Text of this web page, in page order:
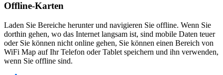
Offline-Karten
Laden Sie Bereiche herunter und navigieren Sie offline. Wenn Sie
dorthin gehen, wo das Internet langsam ist, sind mobile Daten teuer
oder Sie können nicht online gehen, Sie können einen Bereich von
WiFi Map auf Ihr Telefon oder Tablet speichern und ihn verwenden,
wenn Sie offline sind.